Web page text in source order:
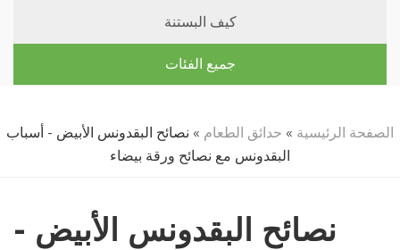
كيف البستنة
جميع الفئات
الصفحة الرئيسية » حدائق الطعام » نصائح البقدونس الأبيض - أسباب
البقدونس مع نصائح ورقة بيضاء
نصائح البقدونس الأبيض -